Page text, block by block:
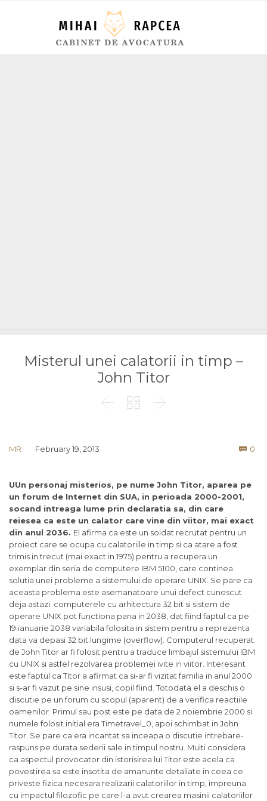
Misterul unei calatorii in timp –
John Titor
  
MR February 19, 2013  0
UUn personaj misterios, pe nume John Titor, aparea pe
un forum de Internet din SUA, in perioada 2000-2001,
socand intreaga lume prin declaratia sa, din care
reiesea ca este un calator care vine din viitor, mai exact
din anul 2036. El afirma ca este un soldat recrutat pentru un
proiect care se ocupa cu calatoriile in timp si ca atare a fost
trimis in trecut (mai exact in 1975) pentru a recupera un
exemplar din seria de computere IBM 5100, care continea
solutia unei probleme a sistemului de operare UNIX. Se pare ca
aceasta problema este asemanatoare unui defect cunoscut
deja astazi: computerele cu arhitectura 32 bit si sistem de
operare UNIX pot functiona pana in 2038, dat fiind faptul ca pe
19 ianuarie 2038 variabila folosita in sistem pentru a reprezenta
data va depasi 32 bit lungime (overflow). Computerul recuperat
de John Titor ar fi folosit pentru a traduce limbajul sistemului IBM
cu UNIX si astfel rezolvarea problemei ivite in viitor. Interesant
este faptul ca Titor a afirmat ca si-ar fi vizitat familia in anul 2000
si s-ar fi vazut pe sine insusi, copil fiind. Totodata el a deschis o
discutie pe un forum cu scopul (aparent) de a verifica reactiile
oamenilor. Primul sau post este pe data de 2 noiembrie 2000 si
numele folosit initial era Timetravel_0, apoi schimbat in John
Titor. Se pare ca era incantat sa inceapa o discutie intrebare-
raspuns pe durata sederii sale in timpul nostru. Multi considera
ca aspectul provocator din istorisirea lui Titor este acela ca
povestirea sa este insotita de amanunte detaliate in ceea ce
priveste fizica necesara realizarii calatoriilor in timp, impreuna
cu impactul filozofic pe care l-a avut crearea masinii calatoriilor